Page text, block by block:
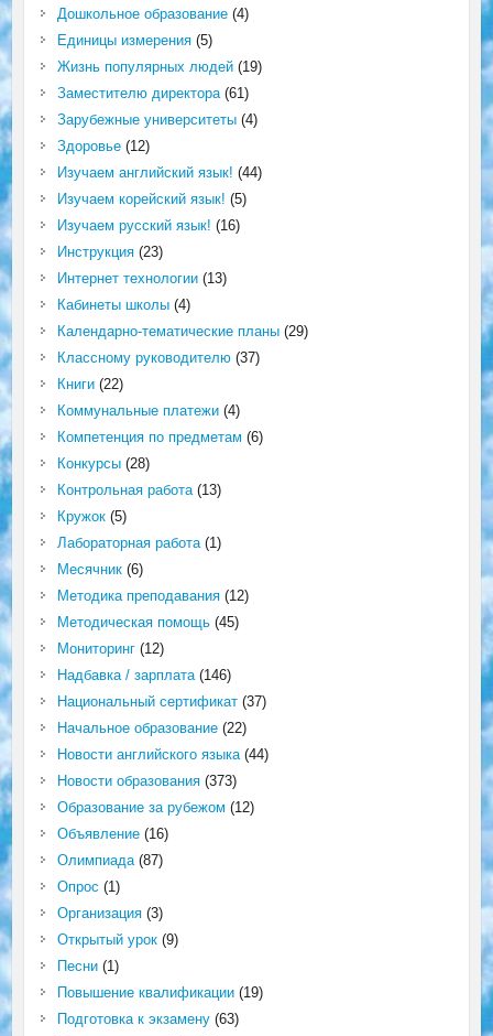
Дошкольное образование(4)
Единицы измерения(5)
Жизнь популярных людей(19)
Заместителю директора(61)
Зарубежные университеты(4)
Здоровье(12)
Изучаем английский язык! (44)
Изучаем корейский язык! (5)
Изучаем русский язык! (16)
Инструкция(23)
Интернет технологии(13)
Кабинеты школы(4)
Календарно-тематические планы(29)
Классному руководителю(37)
Книги(22)
Коммунальные платежи(4)
Компетенция по предметам (6)
Конкурсы(28)
Контрольная работа(13)
Кружок(5)
Лабораторная работа(1)
Месячник(6)
Методика преподавания(12)
Методическая помощь(45)
Мониторинг(12)
Надбавка / зарплата(146)
Национальный сертификат(37)
Начальное образование(22)
Новости английского языка(44)
Новости образования(373)
Образование за рубежом (12)
Объявление(16)
Олимпиада(87)
Опрос (1)
Организация(3)
Открытый урок(9)
Песни(1)
Повышение квалификации(19)
Подготовка к экзамену(63)